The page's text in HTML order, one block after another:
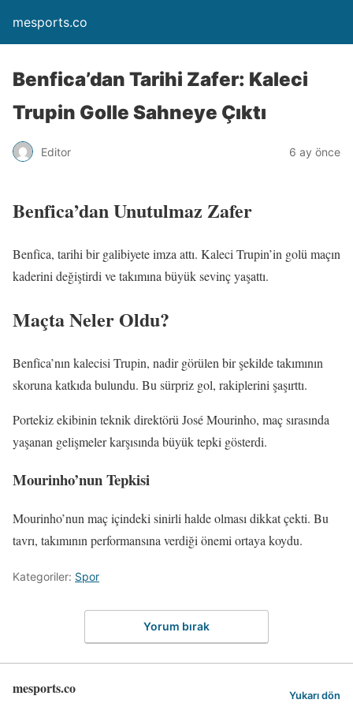
mesports.co
Benfica’dan Tarihi Zafer: Kaleci
Trupin Golle Sahneye Çıktı
Editor 6 ay önce
Benfica’dan Unutulmaz Zafer
Benfica, tarihi bir galibiyete imza attı. Kaleci Trupin’in golü maçın
kaderini değiştirdi ve takımına büyük sevinç yaşattı.
Maçta Neler Oldu?
Benfica’nın kalecisi Trupin, nadir görülen bir şekilde takımının
skoruna katkıda bulundu. Bu sürpriz gol, rakiplerini şaşırttı.
Portekiz ekibinin teknik direktörü José Mourinho, maç sırasında
yaşanan gelişmeler karşısında büyük tepki gösterdi.
Mourinho’nun Tepkisi
Mourinho’nun maç içindeki sinirli halde olması dikkat çekti. Bu
tavrı, takımının performansına verdiği önemi ortaya koydu.
Kategoriler: Spor
Yorum bırak
mesports.co Yukarı dön